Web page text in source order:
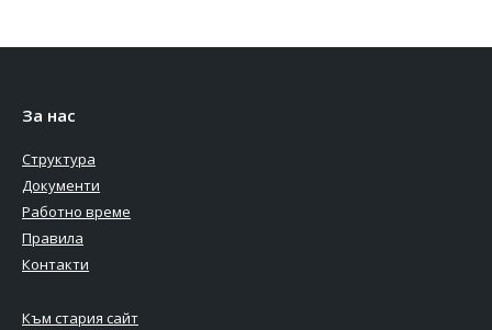
За нас
Структура
Документи
Работно време
Правила
Контакти
Към стария сайт